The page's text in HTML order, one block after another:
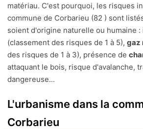
matériau. C'est pourquoi, les risques
commune de Corbarieu (82 ) sont
soient d'origine naturelle ou humaine :
(classement des risques de 1 à 5), gaz
des risques de 1 à 3), présence de
attaquant le bois, risque d'avalanche,
dangereuse...
L'urbanisme dans la
Corbarieu